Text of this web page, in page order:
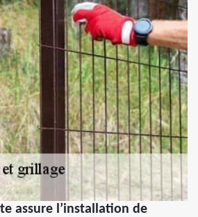
assure l’installation de